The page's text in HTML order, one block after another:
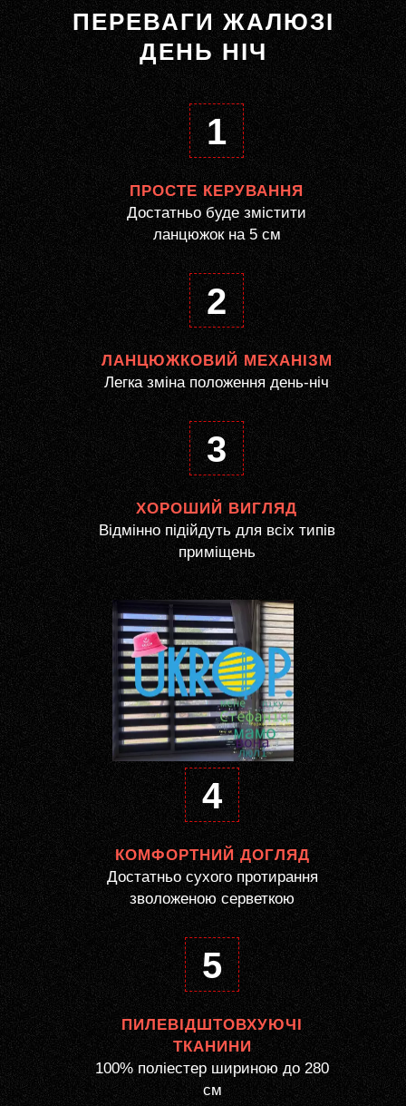
ПЕРЕВАГИ ЖАЛЮЗІ
ДЕНЬ НІЧ
1
ПРОСТЕ КЕРУВАННЯ
Достатньо буде змістити
ланцюжок на 5 см
2
ЛАНЦЮЖКОВИЙ МЕХАНІЗМ
Легка зміна положення день-ніч
3
ХОРОШИЙ ВИГЛЯД
Відмінно підійдуть для всіх типів
приміщень
4
КОМФОРТНИЙ ДОГЛЯД
Достатньо сухого протирання
зволоженою серветкою
5
ПИЛЕВІДШТОВХУЮЧІ
ТКАНИНИ
100% поліестер шириною до 280
см